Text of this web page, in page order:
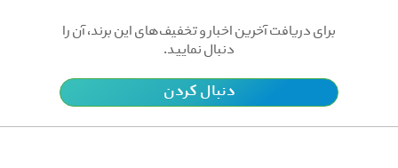
برای دریافت آخرین اخبار و تخفیف‌های این برند، آن را
دنبال نمایید.
دنبال کردن